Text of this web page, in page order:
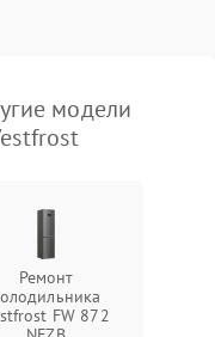
модели
Ремонт
FW 872